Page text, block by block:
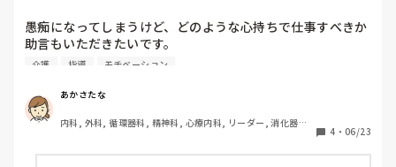
愚痴になってしまうけど、どのような心持ちで仕事すべきか
助言もいただきたいです。
かなり業務負担がかかっています。
そもそも人手不足が根底にありますが、介護スタッフのレベ
ルが低すぎる。言われたことが次やれない、ひどいときは頼
介護 指導 モチベーション
あかさたな
内科, 外科, 循環器科, 精神科, 心療内科, リーダー, 消化器外
4 ・ 06/23